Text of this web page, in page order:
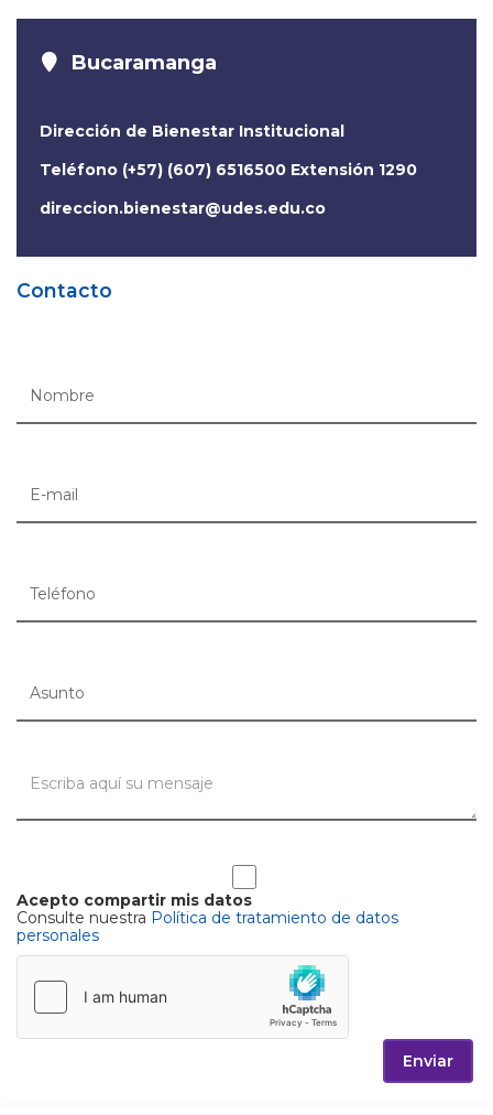
Bucaramanga
Dirección de Bienestar Institucional
Teléfono (+57) (607) 6516500 Extensión 1290
direccion.bienestar@udes.edu.co
Contacto
Acepto compartir mis datos
Consulte nuestra Política de tratamiento de datos
personales
Enviar